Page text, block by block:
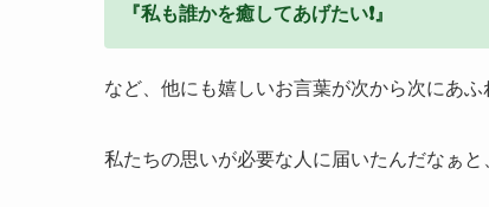
『私も誰かを癒してあげたい❗️』
など、他にも嬉しいお言葉が次から次にあ
私たちの思いが必要な人に届いたんだなぁ